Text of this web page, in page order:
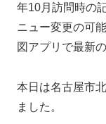
年10月訪問時の
ニュー変更の可
図アプリで最新
本日は名古屋市
ました。